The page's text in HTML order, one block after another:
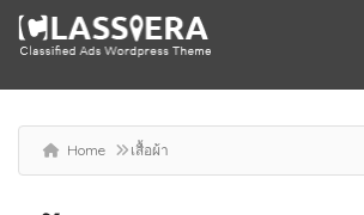
Home เสื้อผ้า